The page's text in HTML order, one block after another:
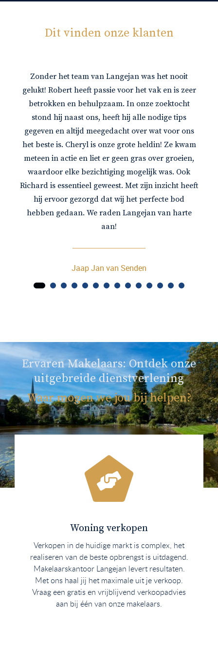
Dit vinden onze klanten
Zonder het team van Langejan was het nooit
gelukt! Robert heeft passie voor het vak en is zeer
betrokken en behulpzaam. In onze zoektocht
stond hij naast ons, heeft hij alle nodige tips
gegeven en altijd meegedacht over wat voor ons
het beste is. Cheryl is onze grote heldin! Ze kwam
meteen in actie en liet er geen gras over groeien,
waardoor elke bezichtiging mogelijk was. Ook
Richard is essentieel geweest. Met zijn inzicht heeft
hij ervoor gezorgd dat wij het perfecte bod
hebben gedaan. We raden Langejan van harte
aan!
Jaap Jan van Senden
Ervaren Makelaars: Ontdek onze
uitgebreide dienstverlening
Waar mogen we jou bij helpen?
Woning verkopen
Verkopen in de huidige markt is complex, het
realiseren van de beste opbrengst is uitdagend.
Makelaarskantoor Langejan levert resultaten.
Met ons haal jij het maximale uit je verkoop.
Vraag een gratis en vrijblijvend verkoopadvies
aan bij één van onze makelaars.